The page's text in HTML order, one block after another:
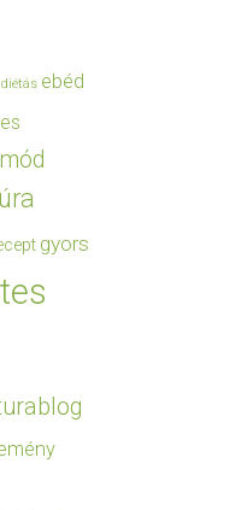
diétás ebéd
gyors